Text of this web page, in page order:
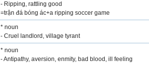
- Ripping, rattling good
=trận đá bóng ác+a ripping soccer game
* noun
- Cruel landlord, village tyrant
* noun
- Antipathy, aversion, enmity, bad blood, ill feeling